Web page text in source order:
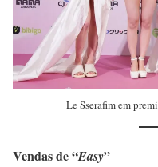
Le Sserafim em
Vendas de “Easy”